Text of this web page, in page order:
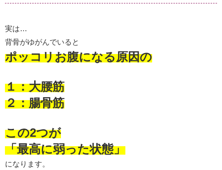
実は…
背骨がゆがんでいると
ポッコリお腹になる原因の
１：大腰筋
２：腸骨筋
この2つが
「最高に弱った状態」
になります。